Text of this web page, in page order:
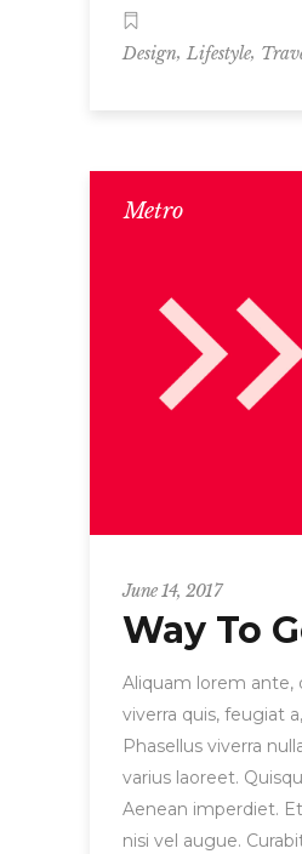
Design, Lifestyle,
Metro
June 14, 2017
Way To
Aliquam lorem ante,
viverra quis, feugiat
Phasellus viverra
varius laoreet.
Aenean imperdiet.
nisi vel augue.